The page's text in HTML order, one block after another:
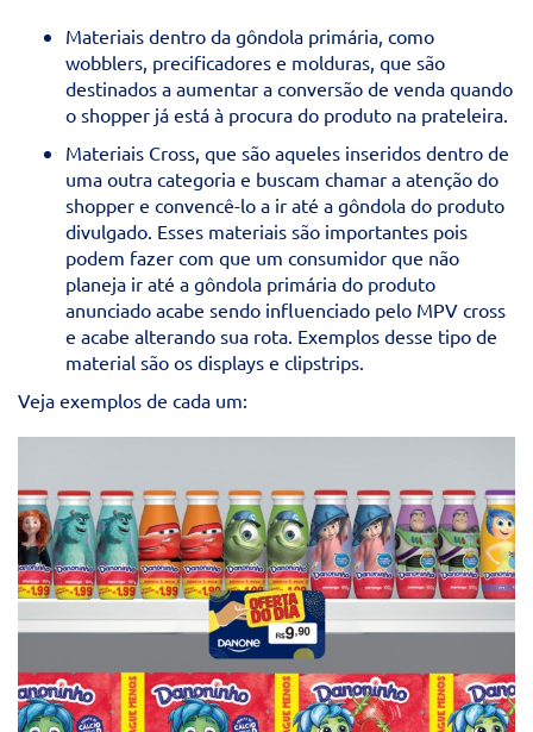
Materiais dentro da gôndola primária, como
wobblers, precificadores e molduras, que são
destinados a aumentar a conversão de venda quando
o shopper já está à procura do produto na prateleira.
Materiais Cross, que são aqueles inseridos dentro de
uma outra categoria e buscam chamar a atenção do
shopper e convencê-lo a ir até a gôndola do produto
divulgado. Esses materiais são importantes pois
podem fazer com que um consumidor que não
planeja ir até a gôndola primária do produto
anunciado acabe sendo influenciado pelo MPV cross
e acabe alterando sua rota. Exemplos desse tipo de
material são os displays e clipstrips.
Veja exemplos de cada um: